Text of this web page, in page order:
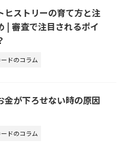
ヒストリーの育て方と注
| 審査で注目されるポイ
ドのコラム
金が下ろせない時の原因
ドのコラム